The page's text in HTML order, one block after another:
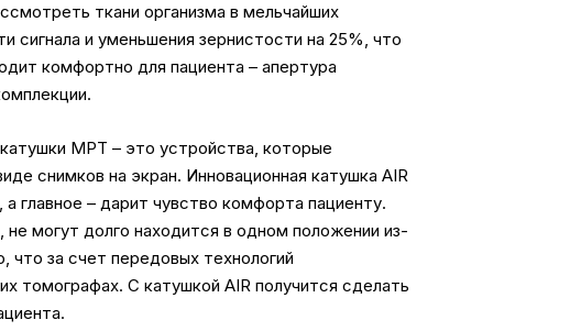
ткани организма в мельчайших
сигнала и уменьшения зернистости на 25%, что
комфортно для пациента – апертура
МРТ – это устройства, которые
снимков на экран. Инновационная катушка AIR
главное – дарит чувство комфорта пациенту.
могут долго находится в одном положении из-
за счет передовых технологий
томографах. С катушкой AIR получится сделать